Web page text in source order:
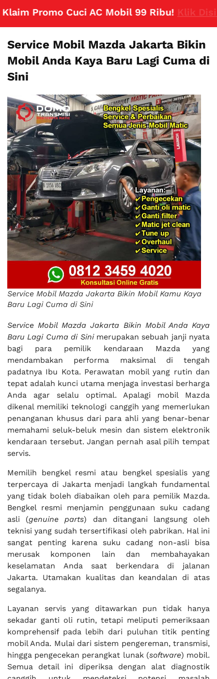
Promo Cuci AC Mobil 99 Ribu!Klik Disini
Service Mobil Mazda Jakarta Bikin
Mobil Anda Kaya Baru Lagi Cuma di
Sini
Service Mobil Mazda Jakarta Bikin Mobil Kamu Kaya
Baru Lagi Cuma di Sini
Service Mobil Mazda Jakarta Bikin Mobil Anda Kaya
Baru Lagi Cuma di Sinimerupakan sebuah janji nyata
bagi para pemilik kendaraan Mazda yang
mendambakan performa maksimal di tengah
padatnya Ibu Kota. Perawatan mobil yang rutin dan
tepat adalah kunci utama menjaga investasi berharga
Anda agar selalu optimal. Apalagi mobil Mazda
dikenal memiliki teknologi canggih yang memerlukan
penanganan khusus dari para ahli yang benar-benar
memahami seluk-beluk mesin dan sistem elektronik
kendaraan tersebut. Jangan pernah asal pilih tempat
servis.
Memilih bengkel resmi atau bengkel spesialis yang
terpercaya di Jakarta menjadi langkah fundamental
yang tidak boleh diabaikan oleh para pemilik Mazda.
Bengkel resmi menjamin penggunaan suku cadang
asli (genuine parts) dan ditangani langsung oleh
teknisi yang sudah tersertifikasi oleh pabrikan. Hal ini
sangat penting karena suku cadang non-asli bisa
merusak komponen lain dan membahayakan
keselamatan Anda saat berkendara di jalanan
Jakarta. Utamakan kualitas dan keandalan di atas
segalanya.
Layanan servis yang ditawarkan pun tidak hanya
sekadar ganti oli rutin, tetapi meliputi pemeriksaan
komprehensif pada lebih dari puluhan titik penting
mobil Anda. Mulai dari sistem pengereman, transmisi,
hingga pengecekan perangkat lunak (software) mobil.
Semua detail ini diperiksa dengan alat diagnostik